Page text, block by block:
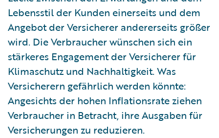
Lebensstil der Kunden einerseits und dem
Angebot der Versicherer andererseits größer
wird. Die Verbraucher wünschen sich ein
stärkeres Engagement der Versicherer für
Klimaschutz und Nachhaltigkeit. Was
Versicherern gefährlich werden könnte:
Angesichts der hohen Inflationsrate ziehen
Verbraucher in Betracht, ihre Ausgaben für
Versicherungen zu reduzieren.